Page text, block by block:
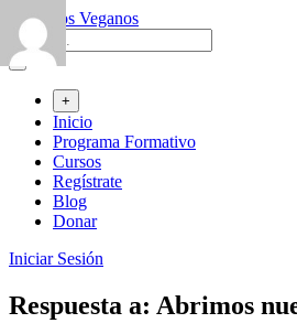
Saltar
al
contenido
+
Inicio
Programa Formativo
Cursos
Regístrate
Blog
Donar
Iniciar Sesión
Respuesta a: Abrimos